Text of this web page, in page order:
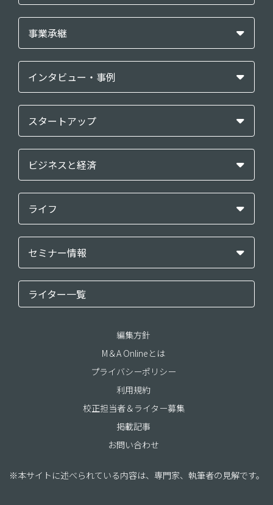
事業承継
インタビュー・事例
スタートアップ
ビジネスと経済
ライフ
セミナー情報
ライター一覧
編集方針
M＆A Onlineとは
プライバシーポリシー
利用規約
校正担当者＆ライター募集
掲載記事
お問い合わせ
※本サイトに述べられている内容は、専門家、執筆者の見解です。